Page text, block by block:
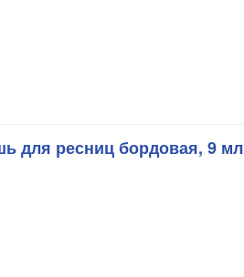
для ресниц бордовая, 9 мл